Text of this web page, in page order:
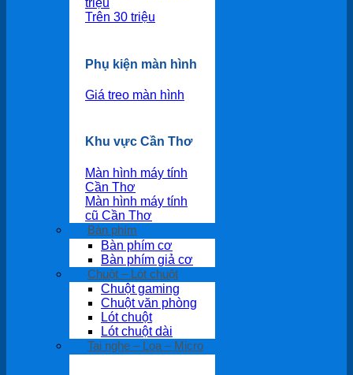
triệu
Trên 30 triệu
Phụ kiện màn hình
Giá treo màn hình
Khu vực Cần Thơ
Màn hình máy tính
Cần Thơ
Màn hình máy tính
cũ Cần Thơ
Bàn phím
Bàn phím cơ
Bàn phím giả cơ
Chuột – Lót chuột
Chuột gaming
Chuột văn phòng
Lót chuột
Lót chuột dài
Tai nghe – Loa – Micro